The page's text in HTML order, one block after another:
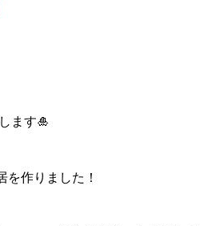
ます🎍
を作りました！